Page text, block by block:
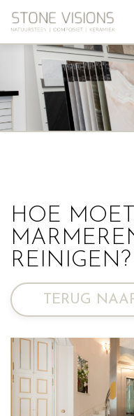
HOE
REINIGEN?
TERUG